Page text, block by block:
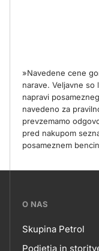
»Navedene cene
narave. Veljavne
napravi
navedeno za
prevzemamo
pred nakupom
posameznem
???O NAS
Skupina Petrol
Podjetja in